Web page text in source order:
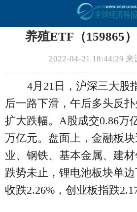
养殖ETF（159865
2022-04-21 18:44:29 来
4月21日，沪深三大股
后一路下滑，午后多头反
扩大跌幅。A股成交0.86万
万亿元。盘面上，金融板
业、钢铁、基本金属、建
跌势未止，锂电池板块单
收跌2.26%，创业板指跌